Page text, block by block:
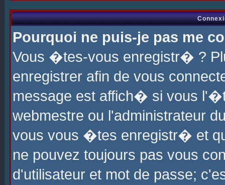
Pourquoi ne puis-je pas me
Vous �tes-vous enregistr� ?
enregistrer afin de vous
message est affich� si vous
webmestre ou l'administrateur
vous vous �tes enregistr� et
ne pouvez toujours pas vous
d'utilisateur et mot de passe;